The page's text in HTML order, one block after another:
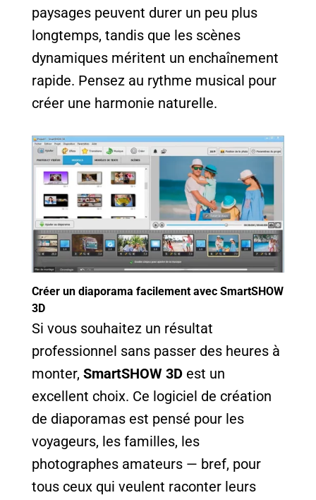
paysages peuvent durer un peu plus
longtemps, tandis que les scènes
dynamiques méritent un enchaînement
rapide. Pensez au rythme musical pour
créer une harmonie naturelle.
Créer un diaporama facilement avec SmartSHOW
3D
Si vous souhaitez un résultat
professionnel sans passer des heures à
monter, SmartSHOW 3Dest un
excellent choix. Ce logiciel de création
de diaporamas est pensé pour les
voyageurs, les familles, les
photographes amateurs — bref, pour
tous ceux qui veulent raconter leurs